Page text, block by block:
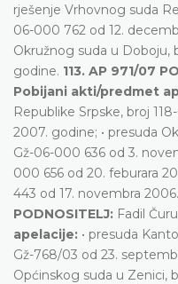
rješenje Vrhovnog suda
06-000 762 od 12.
Okružnog suda u Doboju,
godine. 113. AP 971/07
Pobijani akti/predmet
Republike Srpske, broj
2007. godine; • presuda
Gž-06-000 636 od 3.
000 656 od 20. feburara
443 od 17. novembra
PODNOSITELJ: Fadil
apelacije: • presuda
Gž-768/03 od 23.
Općinskog suda u Zenici,